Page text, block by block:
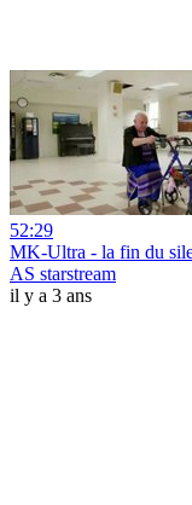
52:29
MK-Ultra - la fin du
AS starstream
il y a 3 ans